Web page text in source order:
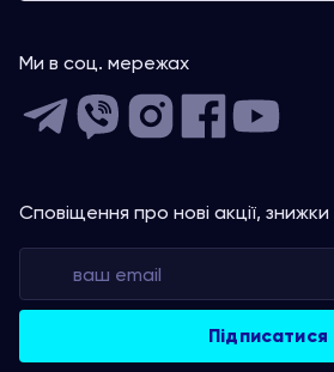
Ми в соц. мережах
Сповіщення про нові акції,